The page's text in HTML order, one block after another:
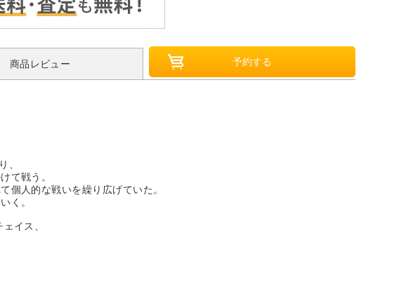
商品レビュー
、
て戦う。
個人的な戦いを繰り広げていた。
く。
イス、